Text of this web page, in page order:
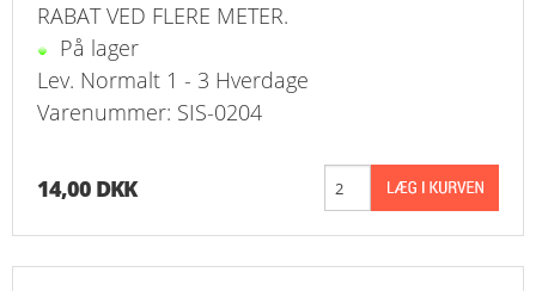
VÆRKTØJ
BEFÆSTIGELSE
BEARBEJDNING, MONTAGE & HAVEARBEJDE
MATERIEL HÅNDTERING
RABAT VED FLERE METER.
På lager
Lev. Normalt 1 - 3 Hverdage
Varenummer: SIS-0204
14,00 DKK